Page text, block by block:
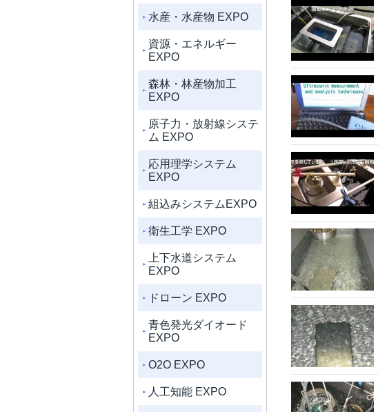
水産・水産物 EXPO
資源・エネルギー
EXPO
森林・林産物加工
EXPO
原子力・放射線システ
ム EXPO
応用理学システム
EXPO
組込みシステムEXPO
衛生工学 EXPO
上下水道システム
EXPO
ドローン EXPO
青色発光ダイオード
EXPO
O2O EXPO
人工知能 EXPO